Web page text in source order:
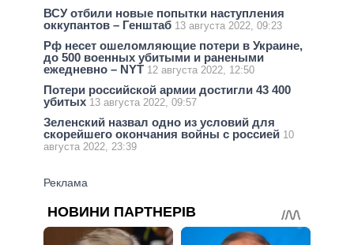
ВСУ отбили новые попытки наступления
оккупантов – Генштаб 13 августа 2022, 09:23
Рф несет ошеломляющие потери в Украине,
до 500 военных убитыми и ранеными
ежедневно – NYT 12 августа 2022, 12:50
Потери российской армии достигли 43 400
убитых 13 августа 2022, 09:57
Зеленский назвал одно из условий для
скорейшего окончания войны с россией 10
августа 2022, 23:39